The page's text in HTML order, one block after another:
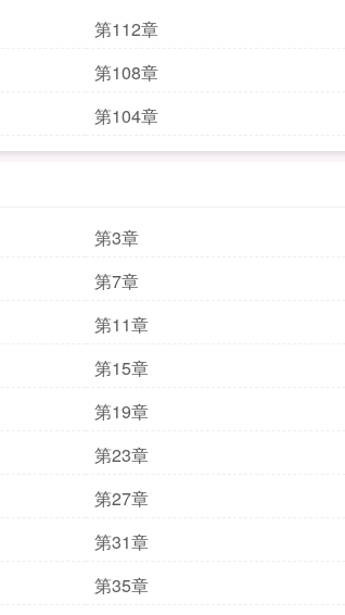
第112章
第108章
第104章
第3章
第7章
第11章
第15章
第19章
第23章
第27章
第31章
第35章